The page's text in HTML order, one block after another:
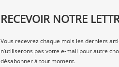
RECEVOIR NOTRE
Vous recevrez chaque mois les derniers
n’utiliserons pas votre e‑mail pour autre
désabonner à tout moment.